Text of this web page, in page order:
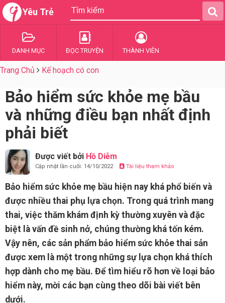
Yêu Trẻ
DANH MỤC ĐỌC TRUYỆN THÀNH VIÊN
Trang Chủ Kế hoạch có con
Bảo hiểm sức khỏe mẹ bầu
và những điều bạn nhất định
phải biết
Được viết bởi Hồ Diễm
Cập nhật lần cuối: 14/10/2022 Tài liệu tham khảo
Bảo hiểm sức khỏe mẹ bầu hiện nay khá phổ biến và
được nhiều thai phụ lựa chọn. Trong quá trình mang
thai, việc thăm khám định kỳ thường xuyên và đặc
biệt là vấn đề sinh nở, chúng thường khá tốn kém.
Vậy nên, các sản phẩm bảo hiểm sức khỏe thai sản
được xem là một trong những sự lựa chọn khá thích
hợp dành cho mẹ bầu. Để tìm hiểu rõ hơn về loại bảo
hiểm này, mời các bạn cùng theo dõi bài viết bên
dưới.